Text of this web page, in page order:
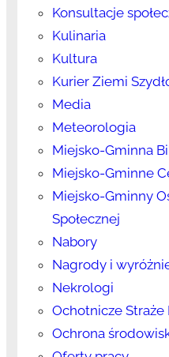
Konsultacje
Kulinaria
Kultura
Kurier Ziemi
Media
Meteorologia
Miejsko-Gminna
Miejsko-Gminne
Miejsko-Gminny
Społecznej
Nabory
Nagrody i
Nekrologi
Ochotnicze Straże
Ochrona